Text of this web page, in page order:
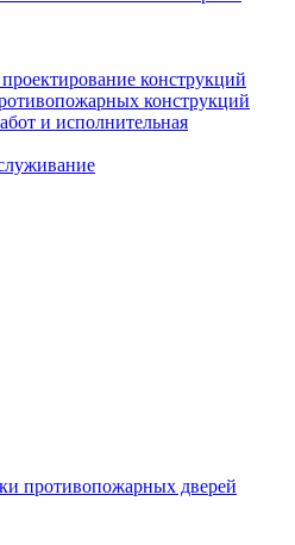
конструкций
конструкций
и исполнительная
противопожарных дверей